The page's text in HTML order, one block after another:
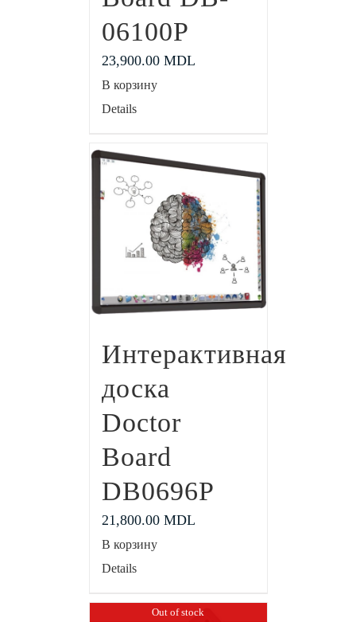
06100P
23,900.00 MDL
В корзину
Details
Интерактивная
доска
Doctor
Board
DB0696P
21,800.00 MDL
В корзину
Details
Out of stock